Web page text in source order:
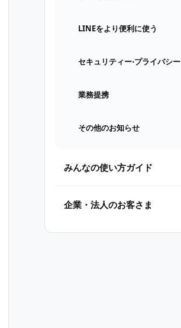
LINEをより便利に使う
セキュリティー⋅プライバシー
業務提携
その他のお知らせ
みんなの使い方ガイド
企業・法人のお客さま